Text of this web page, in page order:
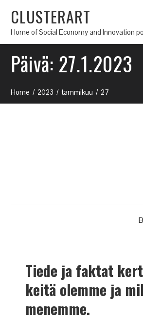
CLUSTERART
Home of Social Economy and Innovation
Päivä: 27.1.2023
Home 2023 tammikuu 27
Tiede ja faktat
keitä olemme ja
menemme.